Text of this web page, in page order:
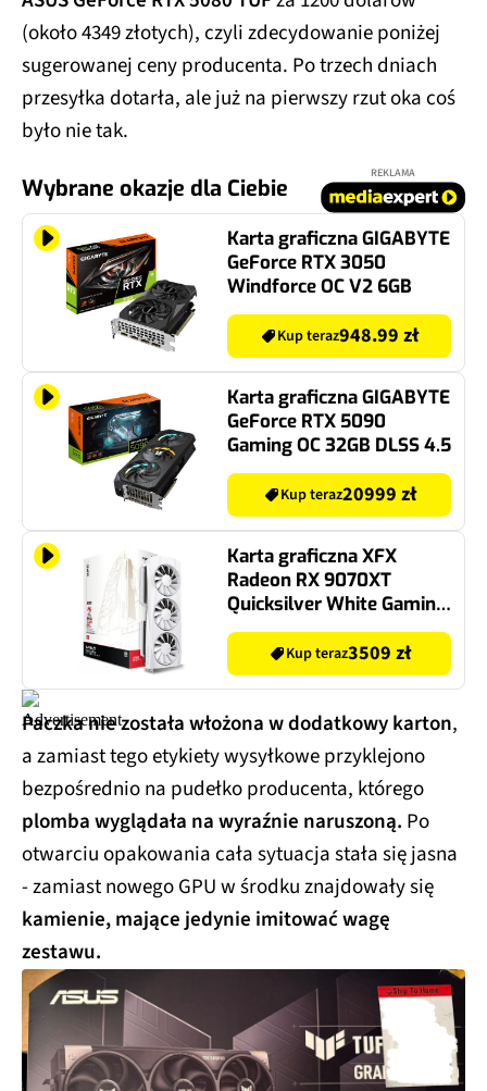
(około 4349 złotych), czyli zdecydowanie poniżej
sugerowanej ceny producenta. Po trzech dniach
przesyłka dotarła, ale już na pierwszy rzut oka coś
było nie tak.
Wybrane okazje dla Ciebie
REKLAMA
Karta graficzna GIGABYTE
GeForce RTX 3050
Windforce OC V2 6GB
Kup teraz948.99 zł
Karta graficzna GIGABYTE
GeForce RTX 5090
Gaming OC 32GB DLSS 4.5
Kup teraz20999 zł
Karta graficzna XFX
Radeon RX 9070XT
Quicksilver White Gaming
Edition 16GB
Kup teraz3509 zł
Paczka nie została włożona w dodatkowy karton,
a zamiast tego etykiety wysyłkowe przyklejono
bezpośrednio na pudełko producenta, którego
plomba wyglądała na wyraźnie naruszoną. Po
otwarciu opakowania cała sytuacja stała się jasna
- zamiast nowego GPU w środku znajdowały się
kamienie, mające jedynie imitować wagę
zestawu.